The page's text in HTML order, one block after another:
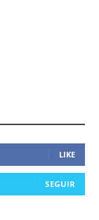
LIKE
SEGUIR